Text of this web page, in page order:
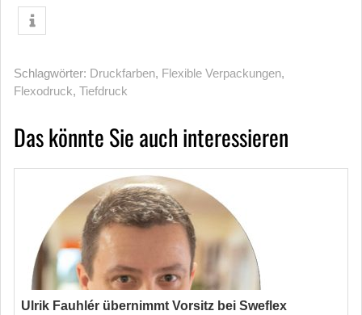
Schlagwörter: Druckfarben, Flexible Verpackungen,
Flexodruck, Tiefdruck
Das könnte Sie auch interessieren
Ulrik Fauhlér übernimmt Vorsitz bei Sweflex